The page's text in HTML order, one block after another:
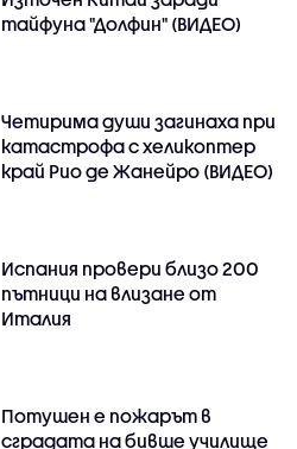
тайфуна "Долфин" (ВИДЕО)
Четирима души загинаха при
катастрофа с хеликоптер
край Рио де Жанейро (ВИДЕО)
Испания провери близо 200
пътници на влизане от
Италия
Потушен е пожарът в
сградата на бивше училище